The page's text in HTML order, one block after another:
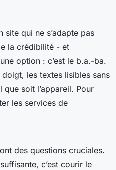
site qui ne s’adapte pas
la crédibilité - et
une option : c’est le b.a.-ba.
les textes lisibles sans
soit l’appareil. Pour
les services de
des questions cruciales.
c’est courir le